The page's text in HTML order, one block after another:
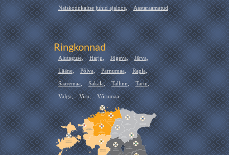
Naiskodukaitse juhid ajaloos, Aastaraamatud
Ringkonnad
Alutaguse, Harju, Jõgeva, Järva,
Lääne, Põlva, Pärnumaa, Rapla,
Saaremaa, Sakala, Tallinn, Tartu,
Valga, Viru, Võrumaa